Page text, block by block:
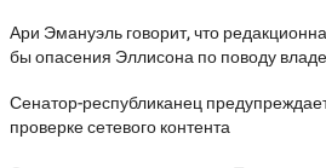
Ари Эмануэль говорит, что
бы опасения Эллисона по поводу
Сенатор-республиканец
проверке сетевого контента